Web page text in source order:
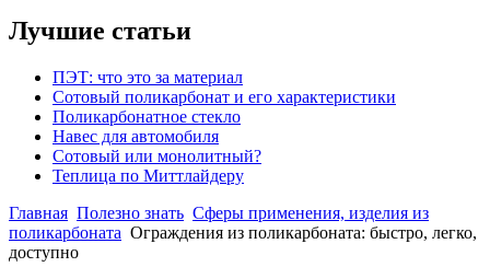
Лучшие статьи
ПЭТ: что это за материал
Сотовый поликарбонат и его характеристики
Поликарбонатное стекло
Навес для автомобиля
Сотовый или монолитный?
Теплица по Миттлайдеру
Главная Полезно знать Сферы применения, изделия из
поликарбоната Ограждения из поликарбоната: быстро, легко,
доступно